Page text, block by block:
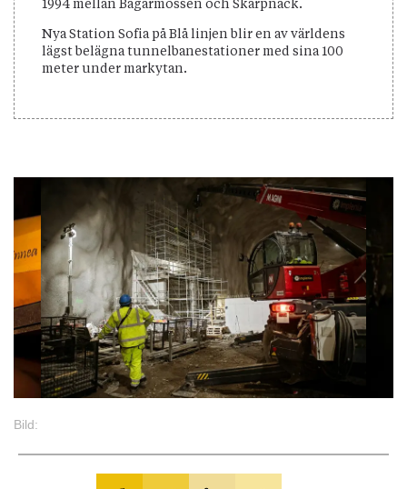
1994 mellan Bagarmossen och Skarpnäck.
Nya Station Sofia på Blå linjen blir en av världens
lägst belägna tunnelbanestationer med sina 100
meter under markytan.
Bild: